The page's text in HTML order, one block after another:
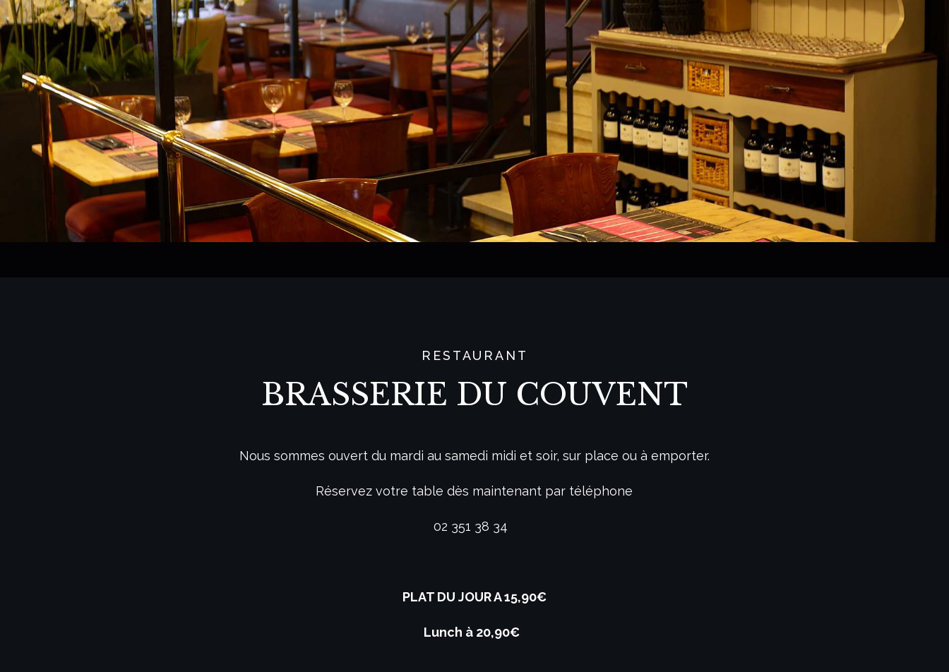
RESTAURANT
BRASSERIE DU COUVENT
Nous sommes ouvert du mardi au samedi midi et soir, sur place ou à emporter.
Réservez votre table dès maintenant par téléphone
02 351 38 34
PLAT DU JOUR A 15,90€
Lunch à 20,90€